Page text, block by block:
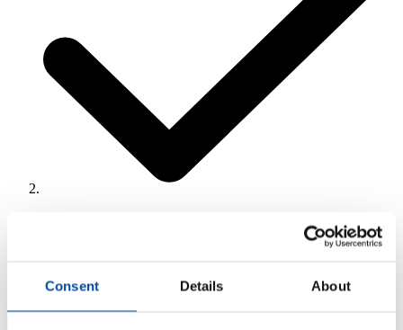
Consent Details About
Huidig adres